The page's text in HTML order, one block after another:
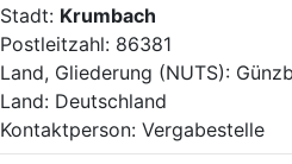
Stadt: Krumbach
Postleitzahl: 86381
Land, Gliederung (NUTS):
Land: Deutschland
Kontaktperson: Vergabestelle